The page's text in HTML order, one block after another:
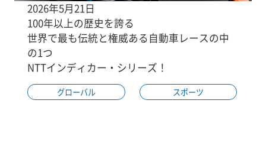
2026年5月21日
100年以上の歴史を誇る
世界で最も伝統と権威ある自動車レースの中
の1つ
NTTインディカー・シリーズ！
グローバル スポーツ